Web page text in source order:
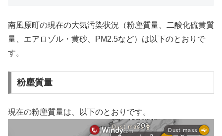
南風原町の現在の大気汚染状況（粉塵質量、二酸化硫黄質
量、エアロゾル・黄砂、PM2.5など）は以下のとおりで
す。
粉塵質量
現在の粉塵質量は、以下のとおりです。